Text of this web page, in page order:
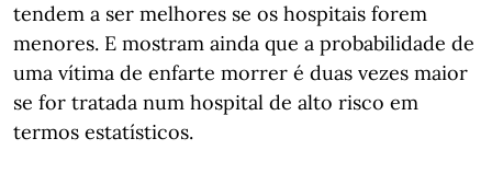
tendem a ser melhores se os hospitais forem
menores. E mostram ainda que a probabilidade de
uma vítima de enfarte morrer é duas vezes maior
se for tratada num hospital de alto risco em
termos estatísticos.